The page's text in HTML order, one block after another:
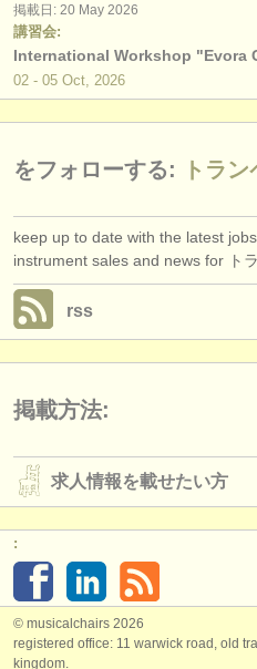
掲載日: 20 May 2026
講習会:
International Workshop "Evora
02 - 05 Oct, 2026
をフォローする: トラン
keep up to date with the latest
instrument sales and news for トラ
rss
掲載方法:
求人情報を載せたい方
:
© musicalchairs 2026
registered office: 11 warwick road, old
kingdom.